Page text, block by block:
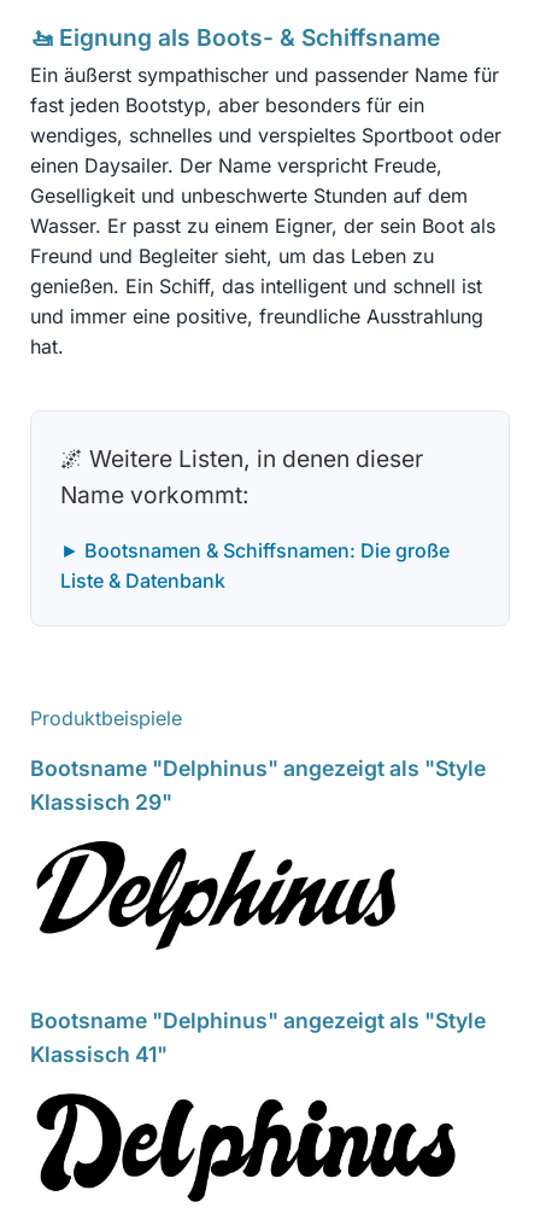
🚤 Eignung als Boots- & Schiffsname
Ein äußerst sympathischer und passender Name für
fast jeden Bootstyp, aber besonders für ein
wendiges, schnelles und verspieltes Sportboot oder
einen Daysailer. Der Name verspricht Freude,
Geselligkeit und unbeschwerte Stunden auf dem
Wasser. Er passt zu einem Eigner, der sein Boot als
Freund und Begleiter sieht, um das Leben zu
genießen. Ein Schiff, das intelligent und schnell ist
und immer eine positive, freundliche Ausstrahlung
hat.
🌌 Weitere Listen, in denen dieser
Name vorkommt:
► Bootsnamen & Schiffsnamen: Die große
Liste & Datenbank
Produktbeispiele
Bootsname "Delphinus" angezeigt als "Style
Klassisch 29"
Bootsname "Delphinus" angezeigt als "Style
Klassisch 41"